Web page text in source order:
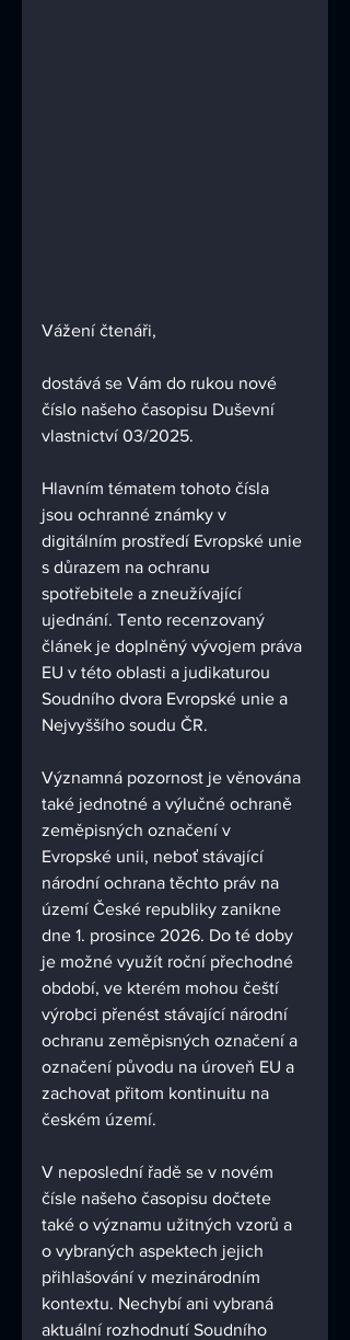
Vážení čtenáři,
dostává se Vám do rukou nové
číslo našeho časopisu Duševní
vlastnictví 03/2025.
Hlavním tématem tohoto čísla
jsou ochranné známky v
digitálním prostředí Evropské unie
s důrazem na ochranu
spotřebitele a zneužívající
ujednání. Tento recenzovaný
článek je doplněný vývojem práva
EU v této oblasti a judikaturou
Soudního dvora Evropské unie a
Nejvyššího soudu ČR.
Významná pozornost je věnována
také jednotné a výlučné ochraně
zeměpisných označení v
Evropské unii, neboť stávající
národní ochrana těchto práv na
území České republiky zanikne
dne 1. prosince 2026. Do té doby
je možné využít roční přechodné
období, ve kterém mohou čeští
výrobci přenést stávající národní
ochranu zeměpisných označení a
označení původu na úroveň EU a
zachovat přitom kontinuitu na
českém území.
V neposlední řadě se v novém
čísle našeho časopisu dočtete
také o významu užitných vzorů a
o vybraných aspektech jejich
přihlašování v mezinárodním
kontextu. Nechybí ani vybraná
aktuální rozhodnutí Soudního